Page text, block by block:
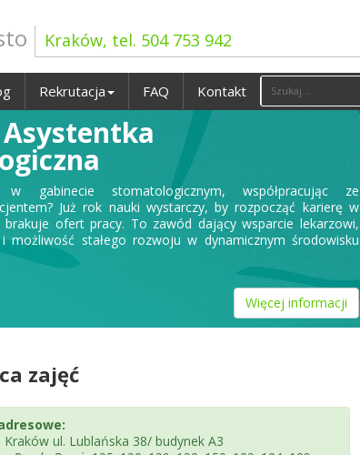
Kraków, tel. 504 753 942
Rekrutacja FAQ Kontakt
w gabinecie stomatologicznym, współpracując ze
Już rok nauki wystarczy, by rozpocząć karierę w
ofert pracy. To zawód dający wsparcie lekarzowi,
stałego rozwoju w dynamicznym środowisku
Więcej informacji
zajęć
Kraków ul. Lublańska 38/ budynek A3